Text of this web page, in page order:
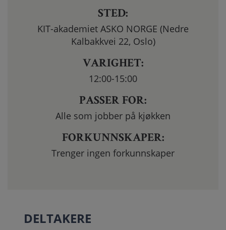
STED:
KIT-akademiet ASKO NORGE (Nedre
Kalbakkvei 22, Oslo)
VARIGHET:
12:00-15:00
PASSER FOR:
Alle som jobber på kjøkken
FORKUNNSKAPER:
Trenger ingen forkunnskaper
DELTAKERE